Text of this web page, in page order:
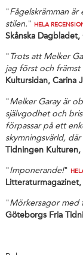
"Fågelskrämman
stilen." HELA
Skånska
"Trots att Melker
jag först och främst
Kultursidan, Carina
"Melker Garay är
självgodhet och
förpassar på ett
skymningsvärld,
Tidningen Kulturen,
"Imponerande!"
"Mörkersagor med
Göteborgs Fria